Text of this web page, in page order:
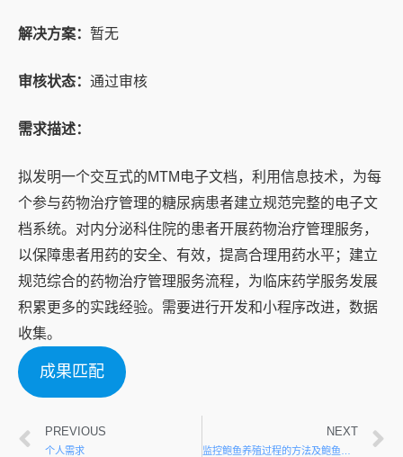
解决方案： 暂无
审核状态： 通过审核
需求描述：
拟发明一个交互式的MTM电子文档，利用信息技术，为每
个参与药物治疗管理的糖尿病患者建立规范完整的电子文
档系统。对内分泌科住院的患者开展药物治疗管理服务，
以保障患者用药的安全、有效，提高合理用药水平；建立
规范综合的药物治疗管理服务流程，为临床药学服务发展
积累更多的实践经验。需要进行开发和小程序改进，数据
收集。
成果匹配
PREVIOUS
个人需求
NEXT